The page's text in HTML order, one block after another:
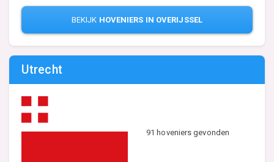
BEKIJK HOVENIERS IN OVERIJSSEL
Utrecht
91 hoveniers gevonden